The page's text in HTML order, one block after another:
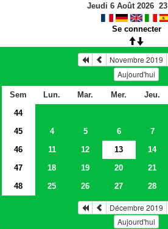
Jeudi 6 Août 2026 23
Se connecter
Novembre 2019
Aujourd'hui
Sem Lun. Mar. Mer. Jeu.
44
45
4 5 6 7
46
11 12 13 14
47
18 19 20 21
48
25 26 27 28
Décembre 2019
Aujourd'hui